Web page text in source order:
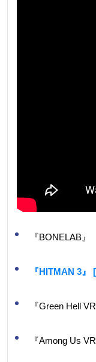
『BONELAB』
『HITMAN 3』
『Green Hell VR
『Among Us VR